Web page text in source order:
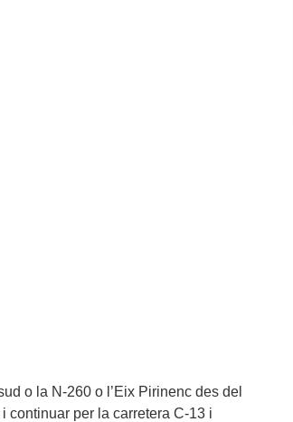
o la N-260 o l’Eix Pirinenc des del
continuar per la carretera C-13 i